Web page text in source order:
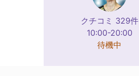
クチコミ 329件
10:00-20:00
待機中